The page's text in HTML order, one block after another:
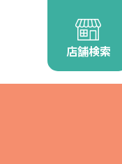
店舗検索